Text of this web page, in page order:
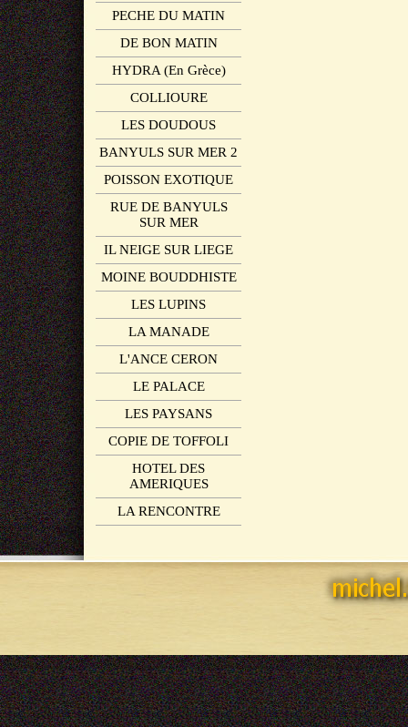
PECHE DU MATIN
DE BON MATIN
HYDRA (En Grèce)
COLLIOURE
LES DOUDOUS
BANYULS SUR MER 2
POISSON EXOTIQUE
RUE DE BANYULS
SUR MER
IL NEIGE SUR LIEGE
MOINE BOUDDHISTE
LES LUPINS
LA MANADE
L'ANCE CERON
LE PALACE
LES PAYSANS
COPIE DE TOFFOLI
HOTEL DES
AMERIQUES
LA RENCONTRE